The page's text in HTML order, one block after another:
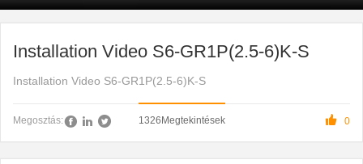
Installation Video S6-GR1P(2.5-6)K-S
Installation Video S6-GR1P(2.5-6)K-S
Megosztás:  0
1326Megtekintések